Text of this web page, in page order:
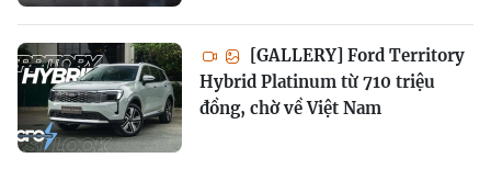
[GALLERY] Ford Territory
Hybrid Platinum từ 710 triệu
đồng, chờ về Việt Nam